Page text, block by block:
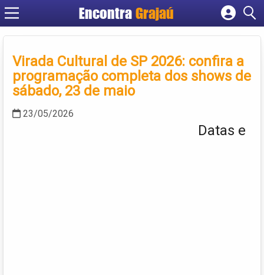
Encontra Grajaú
Cadastrar empresa
Criar conta
Virada Cultural de SP 2026: confira a
programação completa dos shows de
sábado, 23 de maio
23/05/2026
Datas e